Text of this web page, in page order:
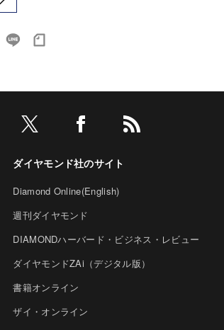
ダイヤモンド社のサイト
Diamond Online(English)
週刊ダイヤモンド
DIAMONDハーバード・ビジネス・レビュー
ダイヤモンドZAi（デジタル版）
書籍オンライン
ザイ・オンライン